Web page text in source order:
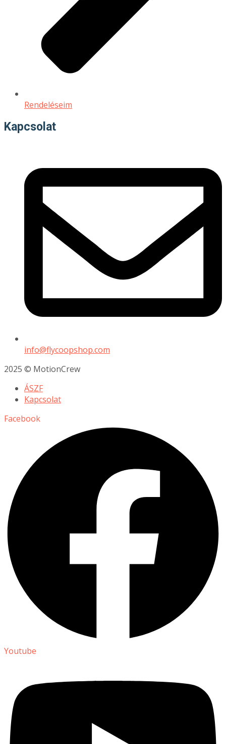
Rendeléseim
Kapcsolat
info@flycoopshop.com
2025 © MotionCrew
ÁSZF
Kapcsolat
Facebook
Youtube